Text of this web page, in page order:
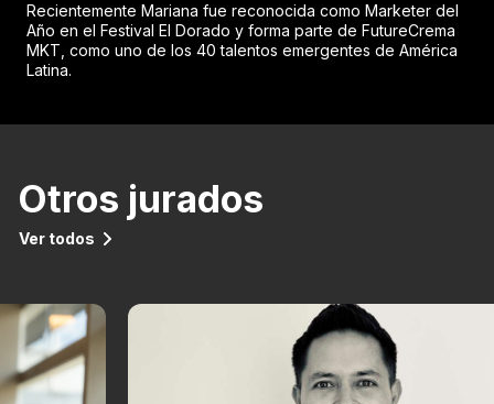
Recientemente Mariana fue reconocida como Marketer del
Año en el Festival El Dorado y forma parte de FutureCrema
MKT, como uno de los 40 talentos emergentes de América
Latina.
Otros jurados
Ver todos